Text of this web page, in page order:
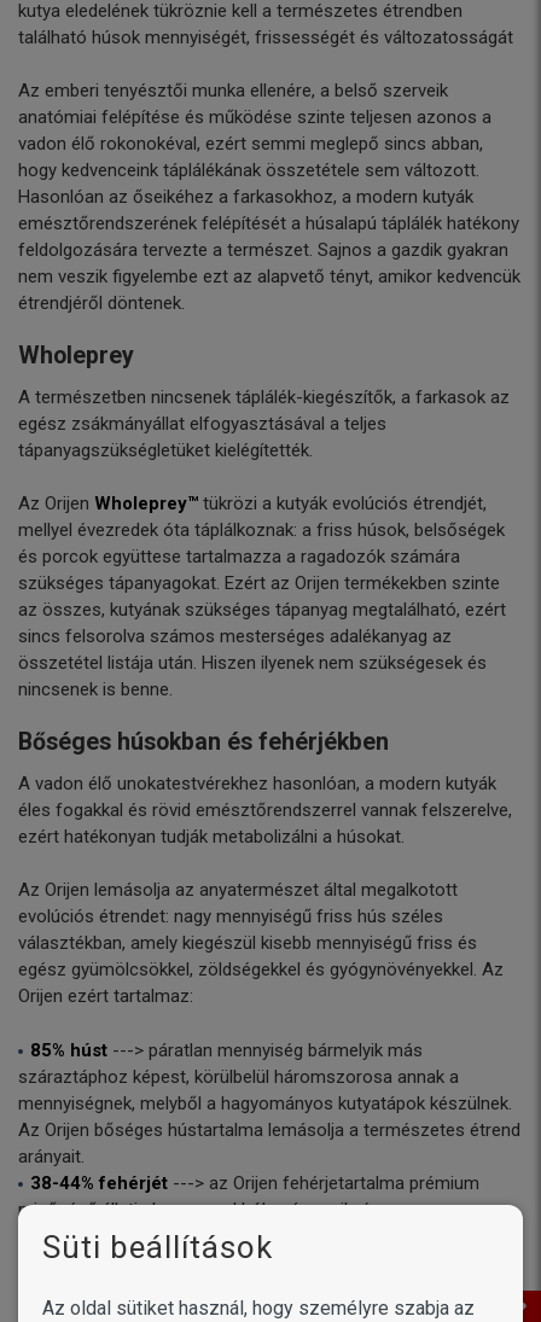
kutya eledelének tükröznie kell a természetes étrendben
található húsok mennyiségét, frissességét és változatosságát
Az emberi tenyésztői munka ellenére, a belső szerveik
anatómiai felépítése és működése szinte teljesen azonos a
vadon élő rokonokéval, ezért semmi meglepő sincs abban,
hogy kedvenceink táplálékának összetétele sem változott.
Hasonlóan az őseikéhez a farkasokhoz, a modern kutyák
emésztőrendszerének felépítését a húsalapú táplálék hatékony
feldolgozására tervezte a természet. Sajnos a gazdik gyakran
nem veszik figyelembe ezt az alapvető tényt, amikor kedvencük
étrendjéről döntenek.
Wholeprey
A természetben nincsenek táplálék-kiegészítők, a farkasok az
egész zsákmányállat elfogyasztásával a teljes
tápanyagszükségletüket kielégítették.
Az Orijen Wholeprey™ tükrözi a kutyák evolúciós étrendjét,
mellyel évezredek óta táplálkoznak: a friss húsok, belsőségek
és porcok együttese tartalmazza a ragadozók számára
szükséges tápanyagokat. Ezért az Orijen termékekben szinte
az összes, kutyának szükséges tápanyag megtalálható, ezért
sincs felsorolva számos mesterséges adalékanyag az
összetétel listája után. Hiszen ilyenek nem szükségesek és
nincsenek is benne.
Bőséges húsokban és fehérjékben
A vadon élő unokatestvérekhez hasonlóan, a modern kutyák
éles fogakkal és rövid emésztőrendszerrel vannak felszerelve,
ezért hatékonyan tudják metabolizálni a húsokat.
Az Orijen lemásolja az anyatermészet által megalkotott
evolúciós étrendet: nagy mennyiségű friss hús széles
választékban, amely kiegészül kisebb mennyiségű friss és
egész gyümölcsökkel, zöldségekkel és gyógynövényekkel. Az
Orijen ezért tartalmaz:
85% húst ---> páratlan mennyiség bármelyik más
száraztáphoz képest, körülbelül háromszorosa annak a
mennyiségnek, melyből a hagyományos kutyatápok készülnek.
Az Orijen bőséges hústartalma lemásolja a természetes étrend
arányait.
38-44% fehérjét ---> az Orijen fehérjetartalma prémium
minőségű állati alapanyagokból származik, és nem
növényekből - növényi fehérjéket, mint például a kukoricasikér,
burgonya- vagy borsófehérjék, jellemző, hogy használnak a
egyáltalán nem.
Süti beállítások
Az oldal sütiket használ, hogy személyre szabja az